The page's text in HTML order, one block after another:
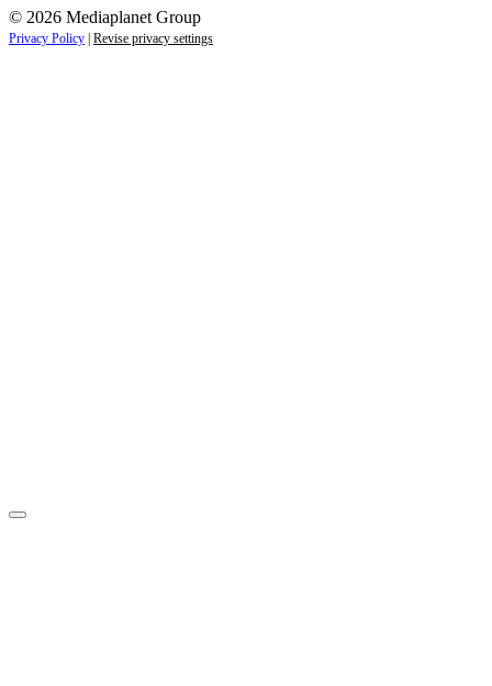
© 2026 Mediaplanet Group
Privacy Policy | Revise privacy settings